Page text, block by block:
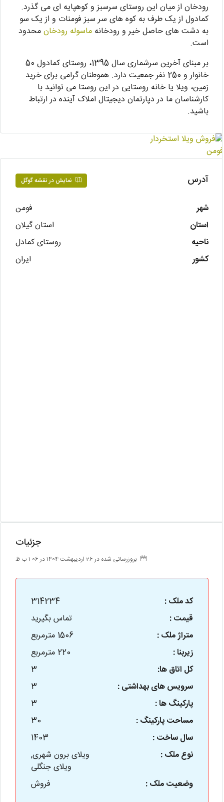
رودخان از میان این روستای سرسبز و کوهپایه ای می گذرد.
کمادول از یک طرف به کوه های سر سبز فومنات و از یک سو
به دشت های حاصل خیر و رودخانه ماسوله رودخانمحدود
است.
بر مبنای آخرین سرشماری سال 1395، روستای کمادول 50
خانوار و 250 نفر جمعیت دارد. هموطنان گرامی برای خرید
زمین، ویلا یا خانه روستایی در این روستا می توانید با
کارشناسان ما در دپارتمان دیجیتال املاک آینده در ارتباط
باشید.
آدرس نمایش در نقشه گوگل
شهر
فومن
استان
استان گیلان
ناحیه
روستای کمادل
کشور
ایران
جزئیات
بروزرسانی شده در 26 اردیبهشت 1404 در 1:06 ب.ظ
کد ملک :
314234
قیمت :
تماس بگیرید
متراژ ملک :
1506 مترمربع
زیربنا :
220 مترمربع
کل اتاق ها:
3
سرویس های بهداشتی :
3
پارکینگ ها :
3
مساحت پارکینگ :
30
سال ساخت :
1403
نوع ملک :
ویلای برون شهری,
ویلای جنگلی
وضعیت ملک :
فروش